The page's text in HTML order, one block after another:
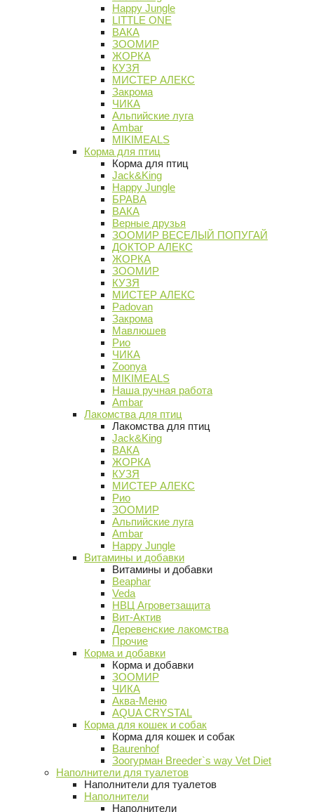
Happy Jungle
LITTLE ONE
ВАКА
ЗООМИР
ЖОРКА
КУЗЯ
МИСТЕР АЛЕКС
Закрома
ЧИКА
Альпийские луга
Ambar
MIKIMEALS
Корма для птиц
Корма для птиц
Jack&King
Happy Jungle
БРАВА
ВАКА
Верные друзья
ЗООМИР ВЕСЕЛЫЙ ПОПУГАЙ
ДОКТОР АЛЕКС
ЖОРКА
ЗООМИР
КУЗЯ
МИСТЕР АЛЕКС
Padovan
Закрома
Мавлюшев
Рио
ЧИКА
Zoonya
MIKIMEALS
Наша ручная работа
Ambar
Лакомства для птиц
Лакомства для птиц
Jack&King
ВАКА
ЖОРКА
КУЗЯ
МИСТЕР АЛЕКС
Рио
ЗООМИР
Альпийские луга
Ambar
Happy Jungle
Витамины и добавки
Витамины и добавки
Beaphar
Veda
НВЦ Агроветзащита
Вит-Актив
Деревенские лакомства
Прочие
Корма и добавки
Корма и добавки
ЗООМИР
ЧИКА
Аква-Меню
AQUA CRYSTAL
Корма для кошек и собак
Корма для кошек и собак
Baurenhof
Зоогурман Breeder`s way Vet Diet
Наполнители для туалетов
Наполнители для туалетов
Наполнители
Наполнители